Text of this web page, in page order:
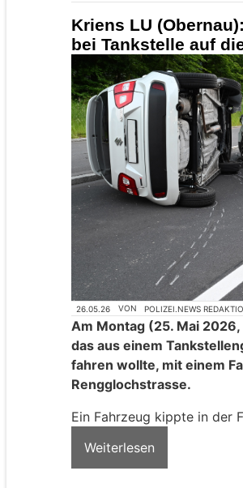
Kriens LU
bei Tankstelle auf
26.05.26 VON POLIZEI.NEWS
Am Montag (25. Mai
das aus einem
fahren wollte, mit einem
Rengglochstrasse.
Ein Fahrzeug kippte in der
Weiterlesen